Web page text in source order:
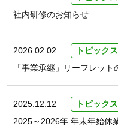
社内研修のお知らせ
2026.02.02
トピックス
「事業承継」リーフレッ
2025.12.12
トピックス
2025～2026年 年末年始休